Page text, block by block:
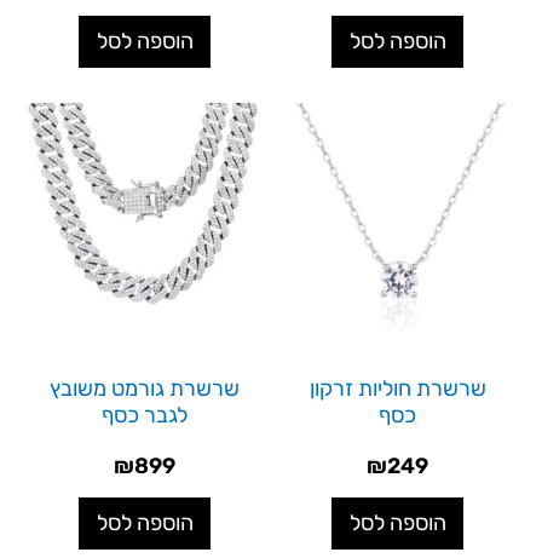
הוספה לסל הוספה לסל
שרשרת חוליות זרקון
כסף
₪249
הוספה לסל
שרשרת גורמט משובץ
לגבר כסף
₪899
הוספה לסל